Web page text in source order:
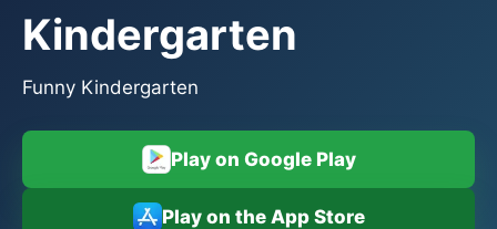
Kindergarten
Funny Kindergarten
Play on Google Play
Play on the App Store